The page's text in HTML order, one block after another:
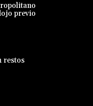
previo
restos